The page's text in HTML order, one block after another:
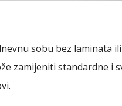
sobu bez laminata
zamijeniti standardne i